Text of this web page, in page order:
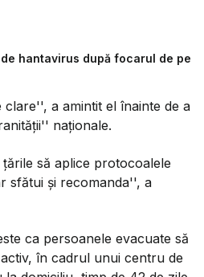
hantavirus după focarul de pe
a amintit el înainte de a
naționale.
să aplice protocoalele
sfătui și recomanda'', a
ca persoanele evacuate să
în cadrul unui centru de